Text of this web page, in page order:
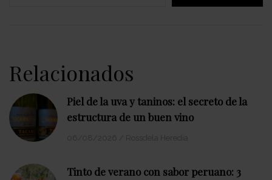
Relacionados
Piel de la uva y taninos: el secreto de la
estructura de un buen vino
Tinto de verano con sabor peruano: 3